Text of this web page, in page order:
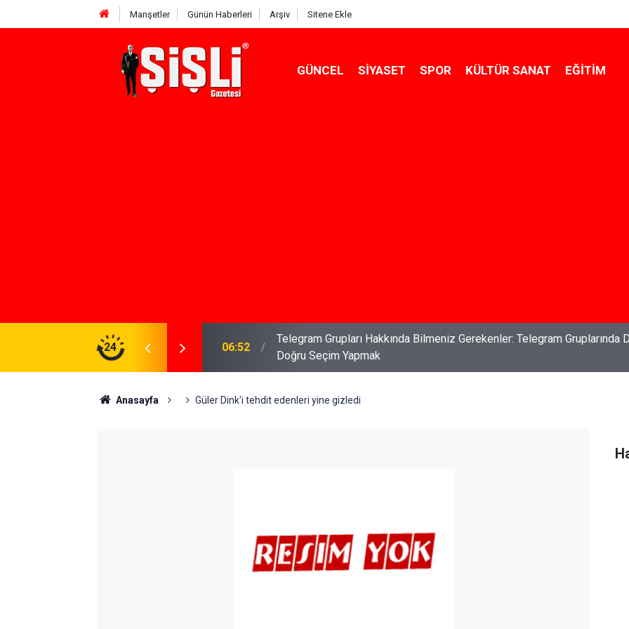
Manşetler Günün Haberleri Arşiv Sitene Ekle
GÜNCEL SIYASET SPOR KÜLTÜR SANAT EĞITIM
24
Gerekenler: Telegram Gruplarında Daha
04:43 İş Davaları: Haklarınızı Bilmek ve Koruma Altına Almak
Anasayfa Güler Dink'i tehdit edenleri yine gizledi